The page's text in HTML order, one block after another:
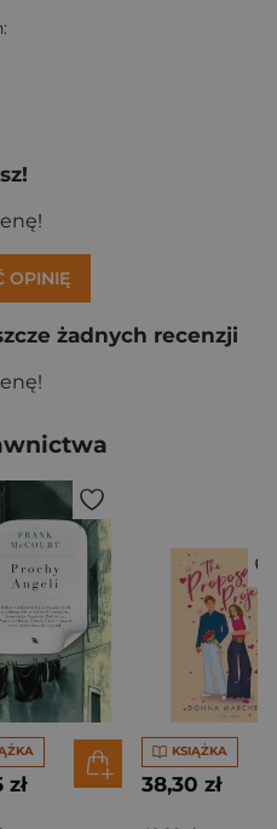
OPINIĘ
żadnych recenzji
zł
KSIĄŻKA
38,30 zł